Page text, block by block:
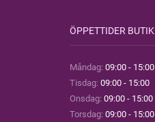
ÖPPETTIDER BUTIK
Måndag: 09:00 - 15:00
Tisdag: 09:00 - 15:00
Onsdag: 09:00 - 15:00
Torsdag: 09:00 - 15:00